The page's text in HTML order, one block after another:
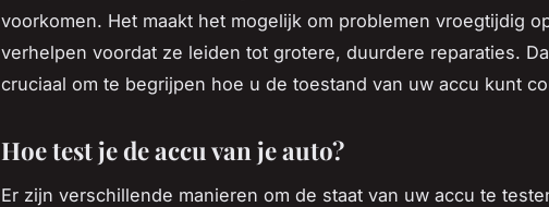
voorkomen. Het maakt het mogelijk om problemen vroegtijdig
verhelpen voordat ze leiden tot grotere, duurdere reparaties.
cruciaal om te begrijpen hoe u de toestand van uw accu kunt
Hoe test je de accu van je auto?
Er zijn verschillende manieren om de staat van uw accu te